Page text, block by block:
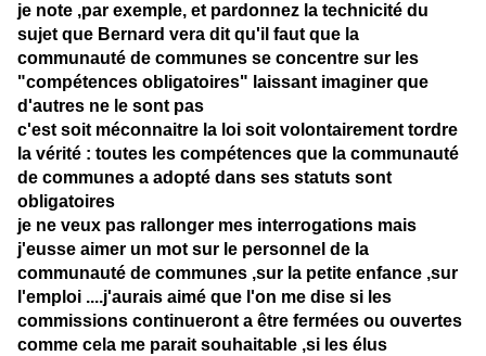
je note ,par exemple, et pardonnez la technicité du
sujet que Bernard vera dit qu'il faut que la
communauté de communes se concentre sur les
"compétences obligatoires" laissant imaginer que
d'autres ne le sont pas
c'est soit méconnaitre la loi soit volontairement tordre
la vérité : toutes les compétences que la communauté
de communes a adopté dans ses statuts sont
obligatoires
je ne veux pas rallonger mes interrogations mais
j'eusse aimer un mot sur le personnel de la
communauté de communes ,sur la petite enfance ,sur
l'emploi ....j'aurais aimé que l'on me dise si les
commissions continueront a être fermées ou ouvertes
comme cela me parait souhaitable ,si les élus